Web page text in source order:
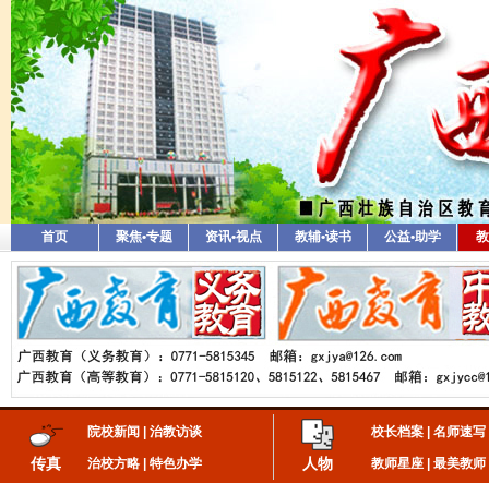
首页 聚焦•专题 资讯•视点 教辅•读书 公益•助学
传真
院校新闻 治教访谈
治校方略 特色办学 人物
校长档案 名师速写
教师星座 最美教师